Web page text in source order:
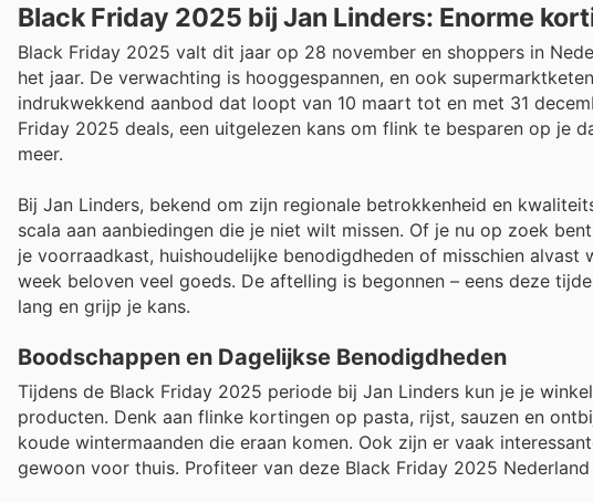
Black Friday 2025 bij Jan Linders: Enorme
Black Friday 2025 valt dit jaar op 28 november en shoppers in
het jaar. De verwachting is hooggespannen, en ook
indrukwekkend aanbod dat loopt van 10 maart tot en met 31
Friday 2025 deals, een uitgelezen kans om flink te besparen op je
meer.
Bij Jan Linders, bekend om zijn regionale betrokkenheid en
scala aan aanbiedingen die je niet wilt missen. Of je nu op zoek
je voorraadkast, huishoudelijke benodigdheden of misschien
week beloven veel goeds. De aftelling is begonnen – eens deze
lang en grijp je kans.
Boodschappen en Dagelijkse Benodigdheden
Tijdens de Black Friday 2025 periode bij Jan Linders kun je je
producten. Denk aan flinke kortingen op pasta, rijst, sauzen en
koude wintermaanden die eraan komen. Ook zijn er vaak
gewoon voor thuis. Profiteer van deze Black Friday 2025